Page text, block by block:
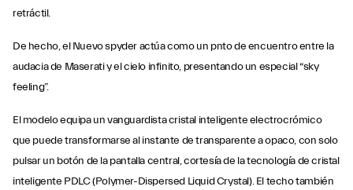
retráctil.
De hecho, el Nuevo spyder actúa como un pnto de encuentro entre la
audacia de Maserati y el cielo infinito, presentando un especial “sky
feeling”.
El modelo equipa un vanguardista cristal inteligente electrocrómico
que puede transformarse al instante de transparente a opaco, con solo
pulsar un botón de la pantalla central, cortesía de la tecnología de cristal
inteligente PDLC (Polymer-Dispersed Liquid Crystal). El techo también